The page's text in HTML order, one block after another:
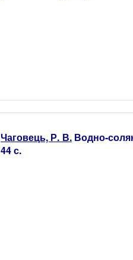
Чаговець, Р. В.Водно-
44 с.